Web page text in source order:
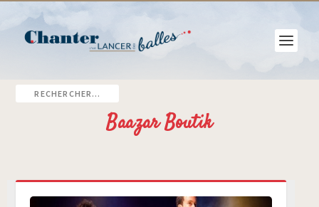
Baazar Boutik